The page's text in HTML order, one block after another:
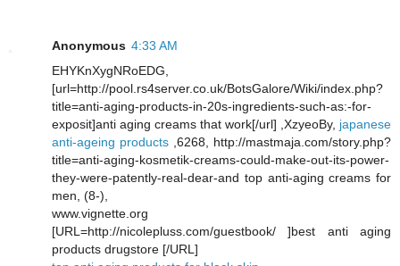
Anonymous 4:33 AM
EHYKnXygNRoEDG,
[url=http://pool.rs4server.co.uk/BotsGalore/Wiki/index.php?
title=anti-aging-products-in-20s-ingredients-such-as:-for-
exposit]anti aging creams that work[/url] ,XzyeoBy, japanese
anti-ageing products ,6268, http://mastmaja.com/story.php?
title=anti-aging-kosmetik-creams-could-make-out-its-power-
they-were-patently-real-dear-and top anti-aging creams for
men, (8-),
www.vignette.org
[URL=http://nicolepluss.com/guestbook/ ]best anti aging
products drugstore [/URL]